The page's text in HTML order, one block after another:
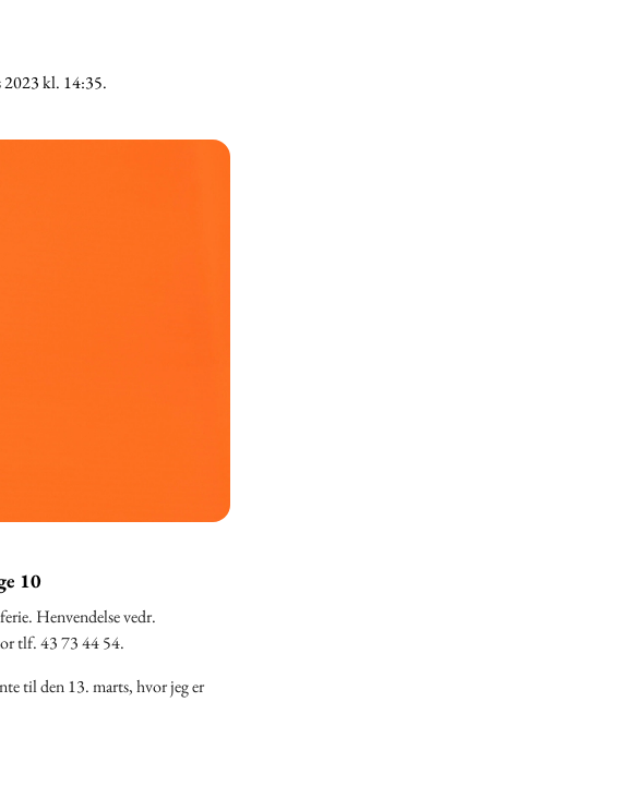
2023 kl. 14:35.
10
Henvendelse vedr.
tlf. 43 73 44 54.
til den 13. marts, hvor jeg er